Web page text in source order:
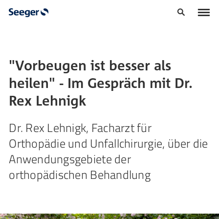
"Vorbeugen ist besser als
heilen" - Im Gespräch mit Dr.
Rex Lehnigk
Dr. Rex Lehnigk, Facharzt für
Orthopädie und Unfallchirurgie, über die
Anwendungsgebiete der
orthopädischen Behandlung